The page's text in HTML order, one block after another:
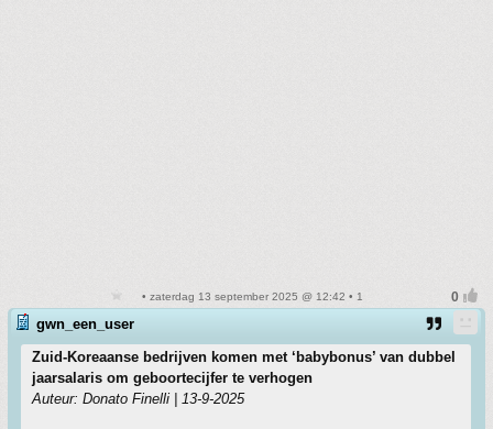
• zaterdag 13 september 2025 @ 12:42 • 1
gwn_een_user
Zuid-Koreaanse bedrijven komen met ‘babybonus’ van dubbel
jaarsalaris om geboortecijfer te verhogen
Auteur: Donato Finelli | 13-9-2025